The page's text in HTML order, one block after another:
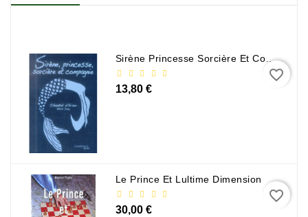
Sociales
Sciences
Techniques
Voyages
Sirène Princesse Sorcière Et Compagnie
13,80 €
favorite_border
Le Prince Et Lultime Dimension
30,00 €
favorite_border